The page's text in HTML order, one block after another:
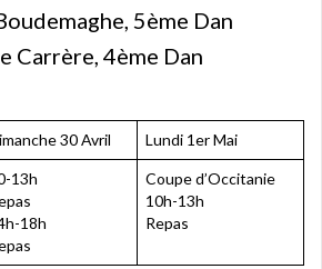
5ème Dan
Carrère, 4ème Dan
30 Avril Lundi 1er Mai
13h
18h
Coupe d’Occitanie
10h-13h
Repas